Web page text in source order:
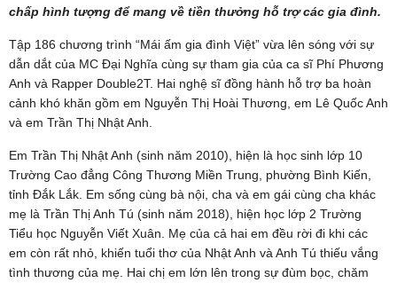
chấp hình tượng để mang về tiền thưởng hỗ trợ các gia đình.
Tập 186 chương trình “Mái ấm gia đình Việt” vừa lên sóng với sự
dẫn dắt của MC Đại Nghĩa cùng sự tham gia của ca sĩ Phí Phương
Anh và Rapper Double2T. Hai nghệ sĩ đồng hành hỗ trợ ba hoàn
cảnh khó khăn gồm em Nguyễn Thị Hoài Thương, em Lê Quốc Anh
và em Trần Thị Nhật Anh.
Em Trần Thị Nhật Anh (sinh năm 2010), hiện là học sinh lớp 10
Trường Cao đẳng Công Thương Miền Trung, phường Bình Kiến,
tỉnh Đắk Lắk. Em sống cùng bà nội, cha và em gái cùng cha khác
mẹ là Trần Thị Anh Tú (sinh năm 2018), hiện học lớp 2 Trường
Tiểu học Nguyễn Viết Xuân. Mẹ của cả hai em đều rời đi khi các
em còn rất nhỏ, khiến tuổi thơ của Nhật Anh và Anh Tú thiếu vắng
tình thương của mẹ. Hai chị em lớn lên trong sự đùm bọc, chăm